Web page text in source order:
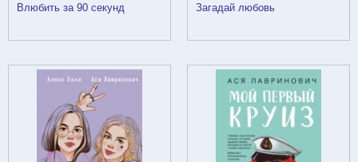
Влюбить за 90 секунд Загадай любовь